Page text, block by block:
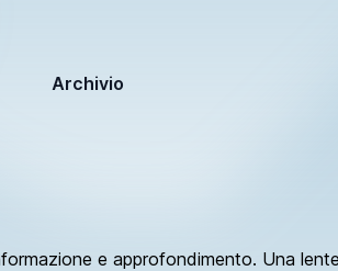
Archivio
e approfondimento. Una